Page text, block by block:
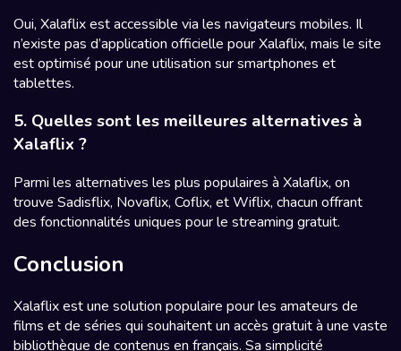
Oui, Xalaflix est accessible via les navigateurs mobiles. Il
n’existe pas d’application officielle pour Xalaflix, mais le site
est optimisé pour une utilisation sur smartphones et
tablettes.
5. Quelles sont les meilleures alternatives à
Xalaflix ?
Parmi les alternatives les plus populaires à Xalaflix, on
trouve Sadisflix, Novaflix, Coflix, et Wiflix, chacun offrant
des fonctionnalités uniques pour le streaming gratuit.
Conclusion
Xalaflix est une solution populaire pour les amateurs de
films et de séries qui souhaitent un accès gratuit à une vaste
bibliothèque de contenus en français. Sa simplicité